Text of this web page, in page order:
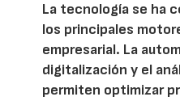
La tecnología se ha
los principales
empresarial. La
digitalización y el
permiten optimizar